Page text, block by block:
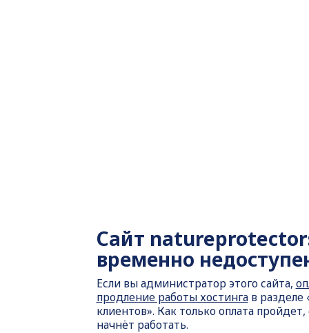
Сайт
временно
Если вы администратор этого сайта,
продление работы хостингав разделе
клиентов». Как только оплата пройдет,
начнёт работать.